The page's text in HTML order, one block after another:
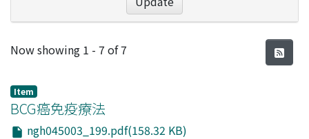
Recent Submissions
Now showing 1 - 7 of 7
Item
BCG癌免疫療法
ngh045003_199.pdf(158.32 KB)